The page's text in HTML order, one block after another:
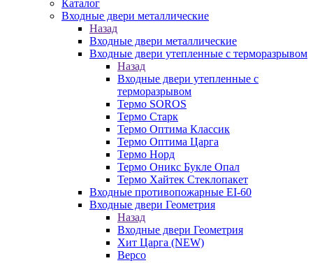
Каталог
Входные двери металлические
Назад
Входные двери металлические
Входные двери утепленные с терморазрывом
Назад
Входные двери утепленные с
терморазрывом
Термо SOROS
Термо Старк
Термо Оптима Классик
Термо Оптима Царга
Термо Норд
Термо Оникс Букле Опал
Термо Хайтек Стеклопакет
Входные противопожарные EI-60
Входные двери Геометрия
Назад
Входные двери Геометрия
Хит Царга (NEW)
Версо